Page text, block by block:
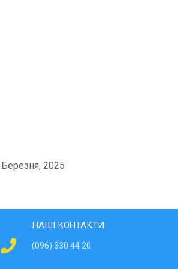
2025
НАШІ КОНТАКТИ
(096) 330 44 20